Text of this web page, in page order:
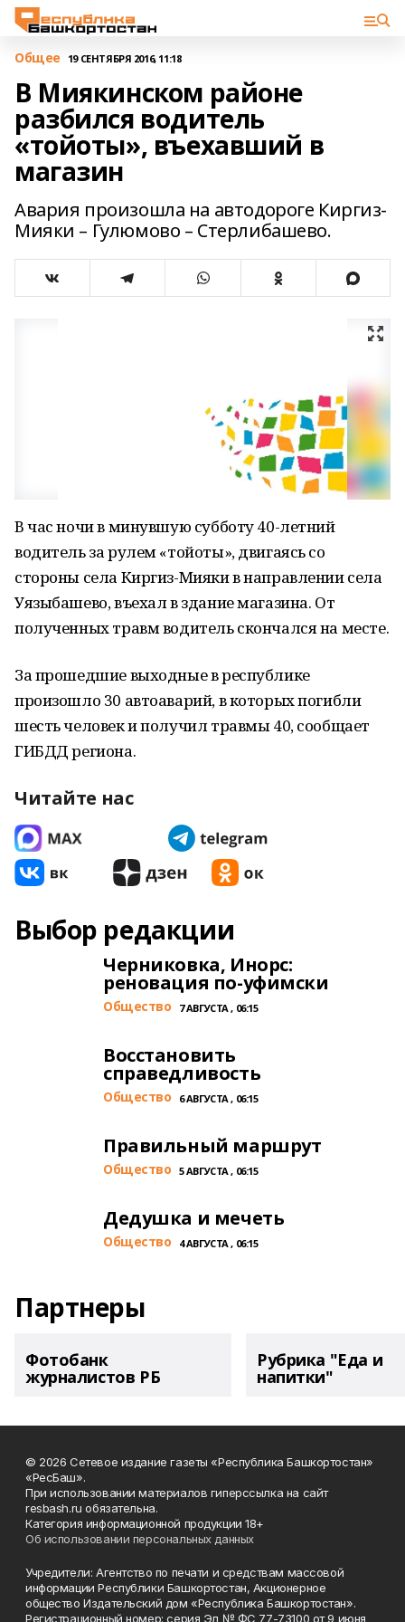
Общее 19 СЕНТЯБРЯ 2016, 11:18
В Миякинском районе
разбился водитель
«тойоты», въехавший в
магазин
Авария произошла на автодороге Киргиз-
Мияки – Гулюмово – Стерлибашево.
В час ночи в минувшую субботу 40-летний
водитель за рулем «тойоты», двигаясь со
стороны села Киргиз-Мияки в направлении села
Уязыбашево, въехал в здание магазина. От
полученных травм водитель скончался на месте.
За прошедшие выходные в республике
произошло 30 автоаварий, в которых погибли
шесть человек и получил травмы 40, сообщает
ГИБДД региона.
Читайте нас
Выбор редакции
Черниковка, Инорс:
реновация по-уфимски
Общество 7 АВГУСТА , 06:15
Восстановить
справедливость
Общество 6 АВГУСТА , 06:15
Правильный маршрут
Общество 5 АВГУСТА , 06:15
Дедушка и мечеть
Общество 4 АВГУСТА , 06:15
Партнеры
Фотобанк
журналистов РБ
Рубрика "Еда и
напитки"
© 2026 Сетевое издание газеты «Республика Башкортостан»
«РесБаш».
При использовании материалов гиперссылка на сайт
resbash.ru обязательна.
Категория информационной продукции 18+
Об использовании персональных данных
Учредители: Агентство по печати и средствам массовой
информации Республики Башкортостан, Акционерное
общество Издательский дом «Республика Башкортостан».
Регистрационный номер: серия Эл № ФС 77-73100 от 9 июня